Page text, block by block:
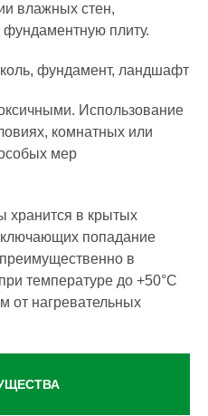
влажных стен,
фундаментную плиту.
фундамент, ландшафт
Использование
комнатных или
мер
хранится в крытых
попадание
в
температуре до +50°С
от нагревательных